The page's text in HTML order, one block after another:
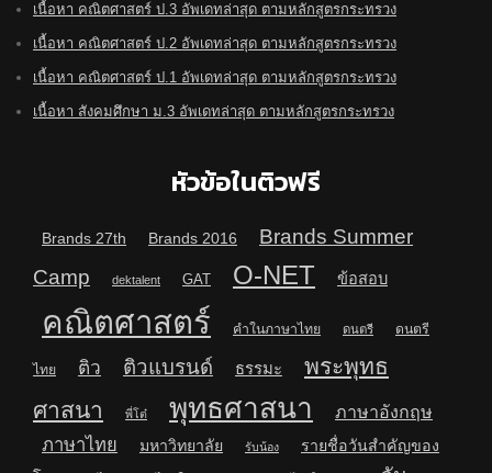
เนื้อหา คณิตศาสตร์ ป.3 อัพเดทล่าสุด ตามหลักสูตรกระทรวง
เนื้อหา คณิตศาสตร์ ป.2 อัพเดทล่าสุด ตามหลักสูตรกระทรวง
เนื้อหา คณิตศาสตร์ ป.1 อัพเดทล่าสุด ตามหลักสูตรกระทรวง
เนื้อหา สังคมศึกษา ม.3 อัพเดทล่าสุด ตามหลักสูตรกระทรวง
หัวข้อในติวฟรี
Brands 27th Brands 2016
Brands Summer
Camp
dektalent GAT O-NET ข้อสอบ
คณิตศาสตร์ คำในภาษาไทย ดนตรี ดนตรี
ไทย ติว ติวแบรนด์ ธรรมะ
พระพุทธ
ศาสนา
พี่โต๋ พุทธศาสนา ภาษาอังกฤษ
ภาษาไทย มหาวิทยาลัย รับน้อง
รายชื่อวันสำคัญของ